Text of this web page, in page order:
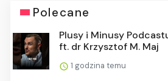
Polecane
Plusy i Minusy
ft. dr Krzysztof M. Maj
1 godzina temu